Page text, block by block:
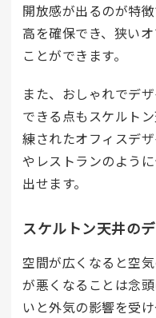
開放感が出るのが特
高を確保でき、狭い
ことができます。
また、おしゃれでデ
できる点もスケルト
練されたオフィスデ
やレストランのよう
出せます。
スケルトン天井の
空間が広くなると空
が悪くなることは念
いと外気の影響を受